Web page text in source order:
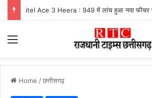
Menu
Home /छत्तीसगढ़